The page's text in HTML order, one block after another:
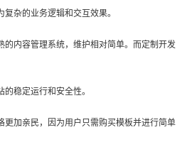
杂的业务逻辑和交互效果。
的内容管理系统，维护相对简单。而定制开发
稳定运行和安全性。
更加亲民，因为用户只需购买模板并进行简单